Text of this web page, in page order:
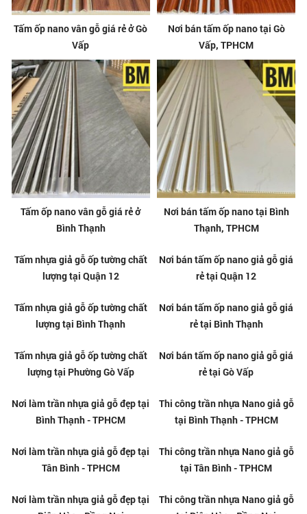
Tấm ốp nano vân gỗ giá rẻ ở Gò
Vấp
Nơi bán tấm ốp nano tại Gò
Vấp, TPHCM
Tấm ốp nano vân gỗ giá rẻ ở
Bình Thạnh
Nơi bán tấm ốp nano tại Bình
Thạnh, TPHCM
lượng tại Quận 12
rẻ tại Quận 12